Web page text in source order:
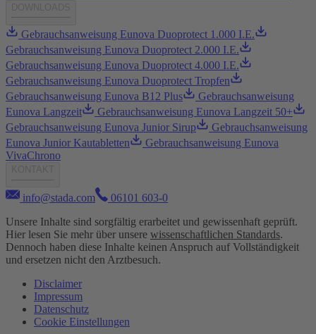
Gebrauchsanweisung Eunova Duoprotect 1.000 I.E.
Gebrauchsanweisung Eunova Duoprotect 2.000 I.E.
Gebrauchsanweisung Eunova Duoprotect 4.000 I.E.
Gebrauchsanweisung Eunova Duoprotect Tropfen
Gebrauchsanweisung Eunova B12 Plus
Gebrauchsanweisung
Eunova Langzeit
Gebrauchsanweisung Eunova Langzeit 50+
Gebrauchsanweisung Eunova Junior Sirup
Gebrauchsanweisung
Eunova Junior Kautabletten
Gebrauchsanweisung Eunova
VivaChrono
info@stada.com
06101 603-0
Unsere Inhalte sind sorgfältig erarbeitet und gewissenhaft geprüft.
Hier lesen Sie mehr über unsere wissenschaftlichen Standards.
Dennoch haben diese Inhalte keinen Anspruch auf Vollständigkeit
und ersetzen nicht den Arztbesuch.
Disclaimer
Impressum
Datenschutz
Cookie Einstellungen